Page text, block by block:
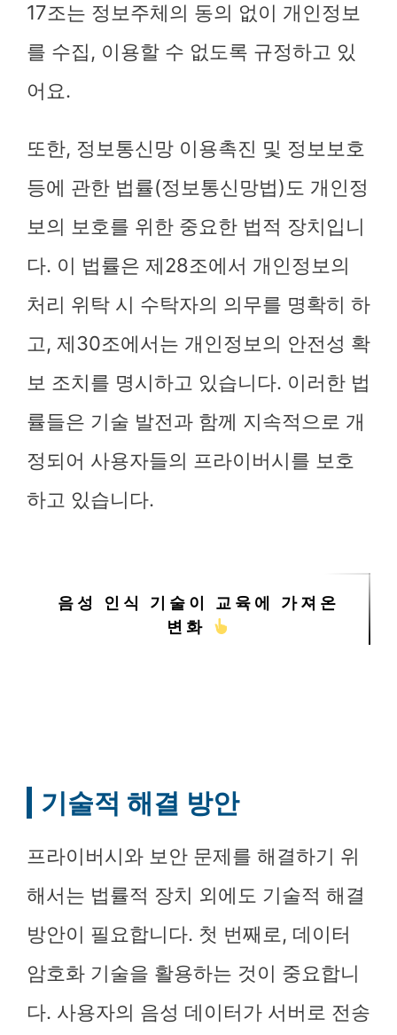
17조는 정보주체의 동의 없이 개인정보
를 수집, 이용할 수 없도록 규정하고 있
어요.
또한, 정보통신망 이용촉진 및 정보보호
등에 관한 법률(정보통신망법)도 개인정
보의 보호를 위한 중요한 법적 장치입니
다. 이 법률은 제28조에서 개인정보의
처리 위탁 시 수탁자의 의무를 명확히 하
고, 제30조에서는 개인정보의 안전성 확
보 조치를 명시하고 있습니다. 이러한 법
률들은 기술 발전과 함께 지속적으로 개
정되어 사용자들의 프라이버시를 보호
하고 있습니다.
음성 인식 기술이 교육에 가져온
변화
기술적 해결 방안
프라이버시와 보안 문제를 해결하기 위
해서는 법률적 장치 외에도 기술적 해결
방안이 필요합니다. 첫 번째로, 데이터
암호화 기술을 활용하는 것이 중요합니
다. 사용자의 음성 데이터가 서버로 전송